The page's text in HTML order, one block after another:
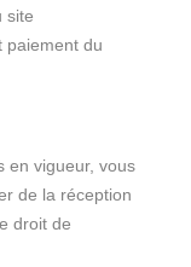
site
paiement du
en vigueur, vous
de la réception
droit de